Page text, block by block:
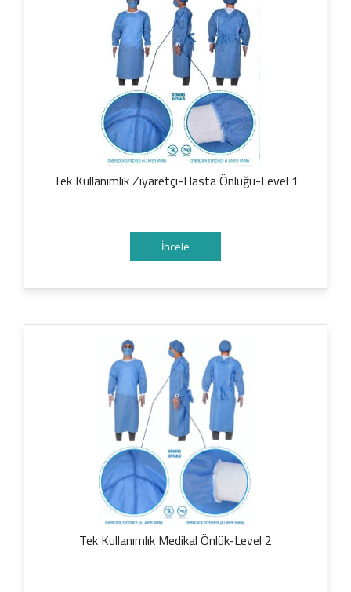
Tek Kullanımlık Ziyaretçi-Hasta Önlüğü-Level 1
İncele
Tek Kullanımlık Medikal Önlük-Level 2